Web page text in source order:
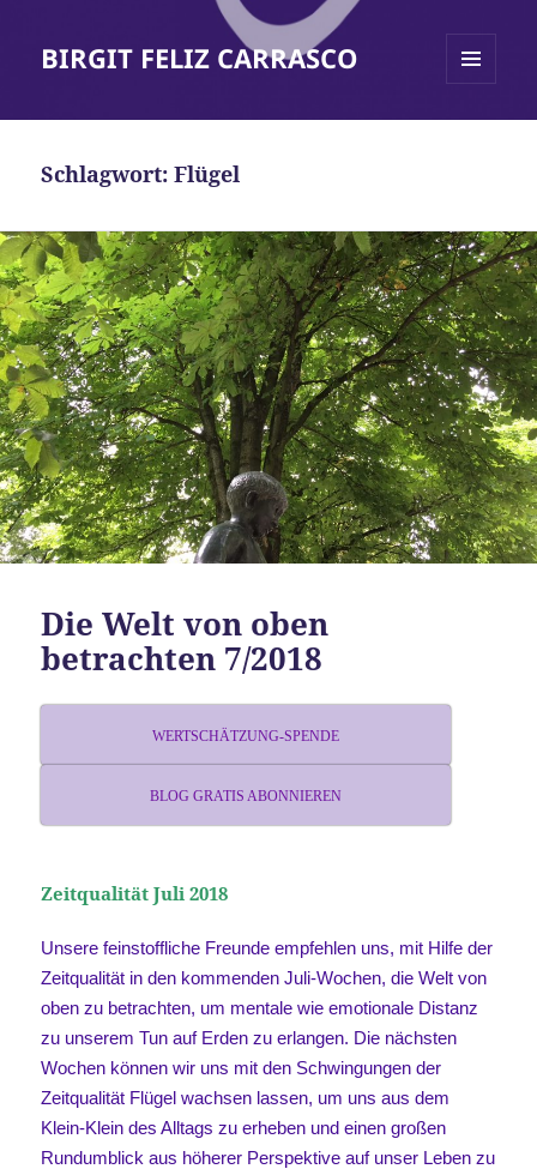
BIRGIT FELIZ CARRASCO
Schlagwort:Flügel
Die Welt von oben
betrachten 7/2018
WERTSCHÄTZUNG-SPENDE
BLOG GRATIS ABONNIEREN
Zeitqualität Juli 2018
Unsere feinstoffliche Freunde empfehlen uns, mit Hilfe der
Zeitqualität in den kommenden Juli-Wochen, die Welt von
oben zu betrachten, um mentale wie emotionale Distanz
zu unserem Tun auf Erden zu erlangen. Die nächsten
Wochen können wir uns mit den Schwingungen der
Zeitqualität Flügel wachsen lassen, um uns aus dem
Klein-Klein des Alltags zu erheben und einen großen
Rundumblick aus höherer Perspektive auf unser Leben zu